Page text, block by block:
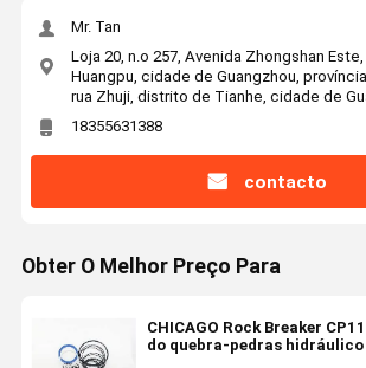
Mr. Tan
Loja 20, n.o 257, Avenida Zhongshan
Huangpu, cidade de Guangzhou,
rua Zhuji, distrito de Tianhe, cidade de
18355631388
contacto
Obter O Melhor Preço Para
CHICAGO Rock Breaker
do quebra-pedras hidráulico